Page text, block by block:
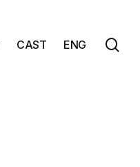
CAST ENG